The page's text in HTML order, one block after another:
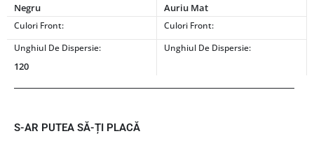
Negru Auriu Mat
Culori Front:
Culori Front:
Unghiul De Dispersie:
120
Unghiul De Dispersie:
S-AR PUTEA SĂ-ȚI PLACĂ